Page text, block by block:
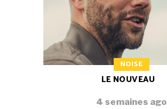
NOISE
LE NOUVEAU
4 semaines ago